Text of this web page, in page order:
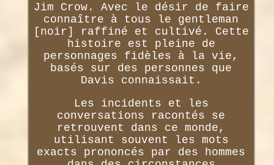
Jim Crow. Avec le désir de faire
connaître à tous le gentleman
[noir] raffiné et cultivé. Cette
histoire est pleine de
personnages fidèles à la vie,
basés sur des personnes que
Davis connaissait.
Les incidents et les
conversations racontés se
retrouvent dans ce monde,
utilisant souvent les mots
exacts prononcés par des hommes